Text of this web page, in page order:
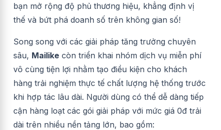
bạn mở rộng độ phủ thương hiệu, khẳng định vị
thế và bứt phá doanh số trên không gian số!
Song song với các giải pháp tăng trưởng chuyên
sâu, Mailike còn triển khai nhóm dịch vụ miễn phí
vô cùng tiện lợi nhằm tạo điều kiện cho khách
hàng trải nghiệm thực tế chất lượng hệ thống trước
khi hợp tác lâu dài. Người dùng có thể dễ dàng tiếp
cận hàng loạt các gói giải pháp với mức giá 0đ trải
dài trên nhiều nền tảng lớn, bao gồm: